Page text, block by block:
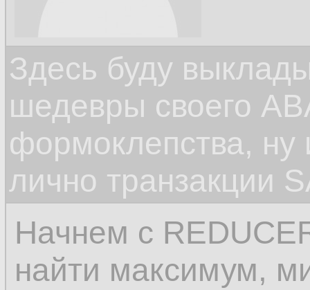
Здесь буду
шедевры своего
формоклепства,
лично транзакции
Начнем с
найти максимум,